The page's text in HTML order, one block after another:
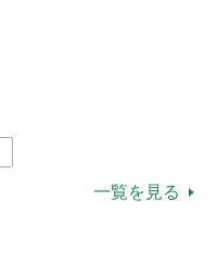
一覧を見る